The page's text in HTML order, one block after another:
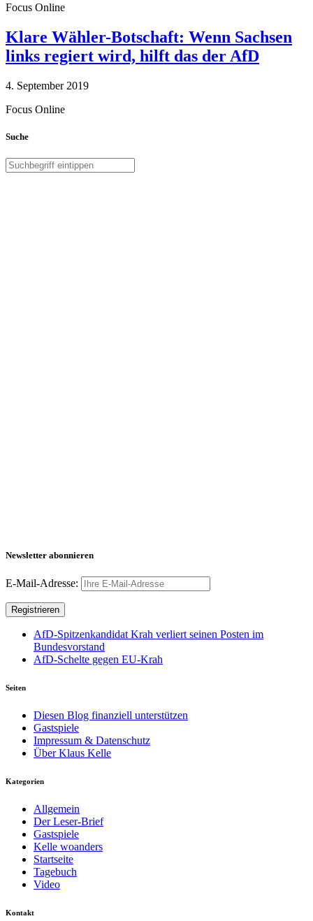
Focus Online
Klare Wähler-Botschaft: Wenn Sachsen
links regiert wird, hilft das der AfD
4. September 2019
Focus Online
Suche
Newsletter abonnieren
E-Mail-Adresse:
AfD-Spitzenkandidat Krah verliert seinen Posten im
Bundesvorstand
AfD-Schelte gegen EU-Krah
Seiten
Diesen Blog finanziell unterstützen
Gastspiele
Impressum & Datenschutz
Über Klaus Kelle
Kategorien
Allgemein
Der Leser-Brief
Gastspiele
Kelle woanders
Startseite
Tagebuch
Video
Kontakt